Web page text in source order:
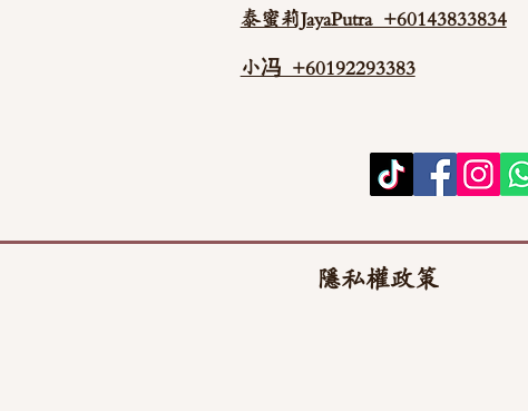
泰蜜莉JayaPutra +60143833834
小冯 +60192293383
隱私權政策